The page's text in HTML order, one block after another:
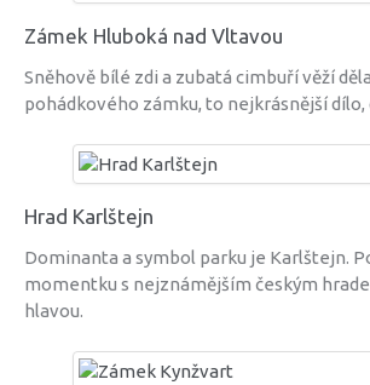
Zámek Hluboká nad Vltavou
Sněhově bílé zdi a zubatá cimbuří věží
pohádkového zámku, to nejkrásnější dílo,
Hrad Karlštejn
Dominanta a symbol parku je Karlštejn.
momentku s nejznámějším českým
hlavou.